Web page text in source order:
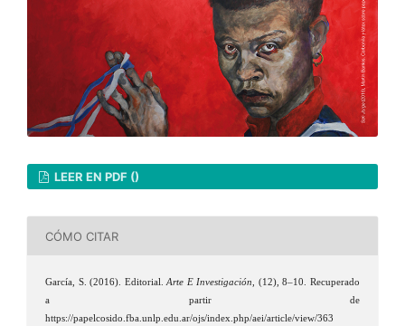
LEER EN PDF ()
CÓMO CITAR
García, S. (2016). Editorial.Arte E Investigación, (12), 8–10. Recuperado
a partir de
https://papelcosido.fba.unlp.edu.ar/ojs/index.php/aei/article/view/363